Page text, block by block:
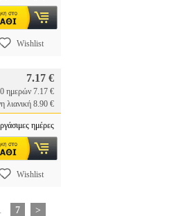
Wishlist
7.17 €
ημερών 7.17 €
λιανική 8.90 €
ημέρες
Wishlist
7 >